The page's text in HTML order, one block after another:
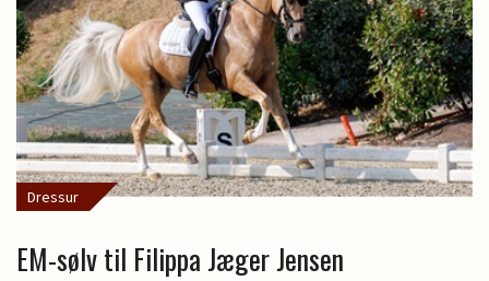
Dressur
EM-sølv til Filippa Jæger Jensen